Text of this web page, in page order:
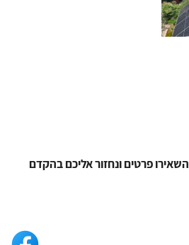
השאירו פרטים ונחזור אליכם בהקדם